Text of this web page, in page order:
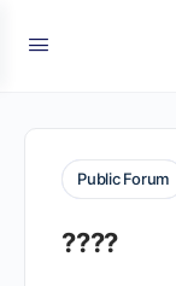
Public Forum
????